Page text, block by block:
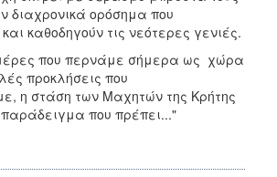
διαχρονικά ορόσημα που
καθοδηγούν τις νεότερες γενιές.
που περνάμε σήμερα ως χώρα
προκλήσεις που
η στάση των Μαχητών της Κρήτης
παράδειγμα που πρέπει..."